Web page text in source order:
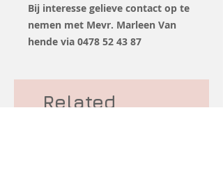
Bij interesse gelieve contact op te
nemen met Mevr. Marleen Van
hende via 0478 52 43 87
Related